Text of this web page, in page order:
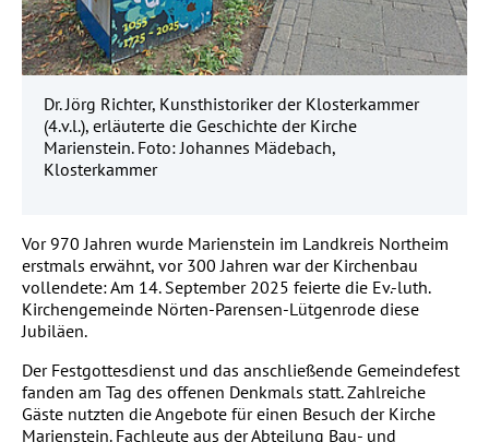
Dr. Jörg Richter, Kunsthistoriker der Klosterkammer
(4.v.l.), erläuterte die Geschichte der Kirche
Marienstein. Foto: Johannes Mädebach,
Klosterkammer
Vor 970 Jahren wurde Marienstein im Landkreis Northeim
erstmals erwähnt, vor 300 Jahren war der Kirchenbau
vollendete: Am 14. September 2025 feierte die Ev.-luth.
Kirchengemeinde Nörten-Parensen-Lütgenrode diese
Jubiläen.
Der Festgottesdienst und das anschließende Gemeindefest
fanden am Tag des offenen Denkmals statt. Zahlreiche
Gäste nutzten die Angebote für einen Besuch der Kirche
Marienstein. Fachleute aus der Abteilung Bau- und